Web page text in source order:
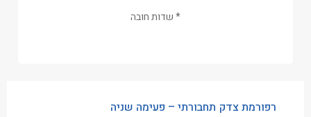
*שדות חובה
רפורמת צדק תחבורתי – פעימה שניה